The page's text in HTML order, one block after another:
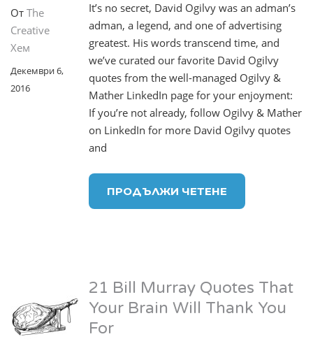
От The
Creative
Хем
Декември 6,
2016
It’s no secret, David Ogilvy was an adman’s
adman, a legend, and one of advertising
greatest. His words transcend time, and
we’ve curated our favorite David Ogilvy
quotes from the well-managed Ogilvy &
Mather LinkedIn page for your enjoyment:
If you’re not already, follow Ogilvy & Mather
on LinkedIn for more David Ogilvy quotes
and
ПРОДЪЛЖИ ЧЕТЕНЕ
21 Bill Murray Quotes That
Your Brain Will Thank You
For